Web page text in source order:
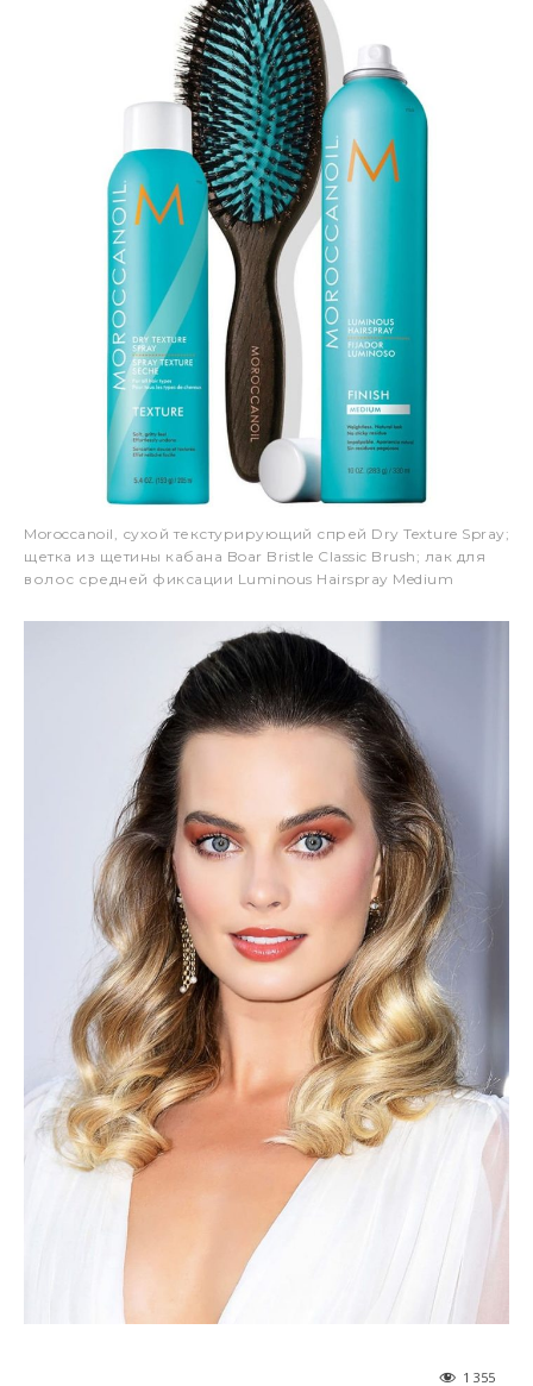
Moroccanoil, сухой текстурирующий спрей Dry Texture Spray;
щетка из щетины кабана Boar Bristle Classic Brush; лак для
волос средней фиксации Luminous Hairspray Medium
1 355